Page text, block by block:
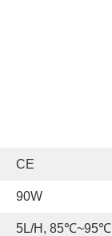
CE
90W
5L/H, 85℃~95℃